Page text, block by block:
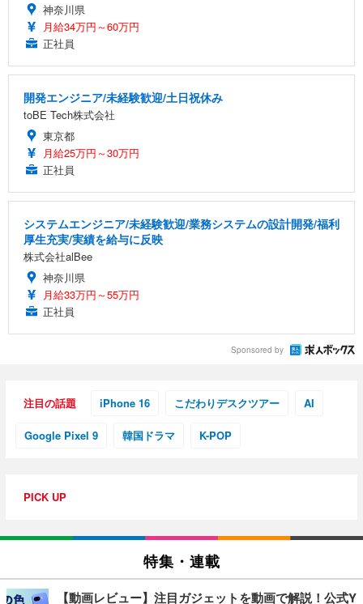
神奈川県
月給34万円～60万円
正社員
開発エンジニア/未経験歓迎/土日祝休み
toBE Tech株式会社
東京都
月給25万円～30万円
正社員
システムエンジニア/未経験歓迎/業務システムの設計開発/福利
厚生充実/実績を給与に反映
株式会社alBee
神奈川県
月給33万円～55万円
正社員
Sponsored by
注目の話題 iPhone 16 こだわりデスクツアー AI
Google Pixel 9 韓国ドラマ K-POP
PICK UP
特集・連載
【動画レビュー】注目ガジェットを動画で解説！公式Y